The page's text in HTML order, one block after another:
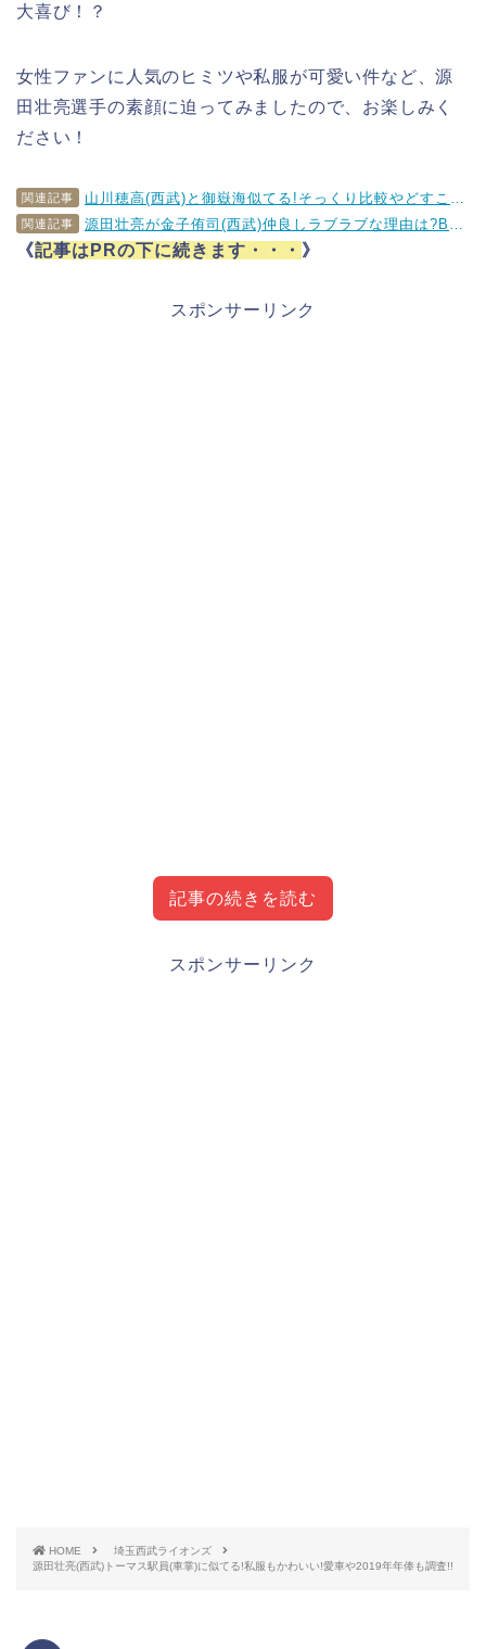
大喜び！？
女性ファンに人気のヒミツや私服が可愛い件など、源
田壮亮選手の素顔に迫ってみましたので、お楽しみく
ださい！
関連記事
関連記事
《記事はPRの下に続きます・・・ 》
スポンサーリンク
記事の続きを読む
源田壮亮プロフィール・経歴・成績
㎝、体重79㎏
源田壮亮の私服が可愛いらしい
そんな中、源田壮亮選手の私服が可愛いと話題になっ
スポンサーリンク
HOME
埼玉西武ライオンズ
源田壮亮(西武)トーマス駅員(車掌)に似てる!私服もかわいい!愛車や2019年年俸も調査!!